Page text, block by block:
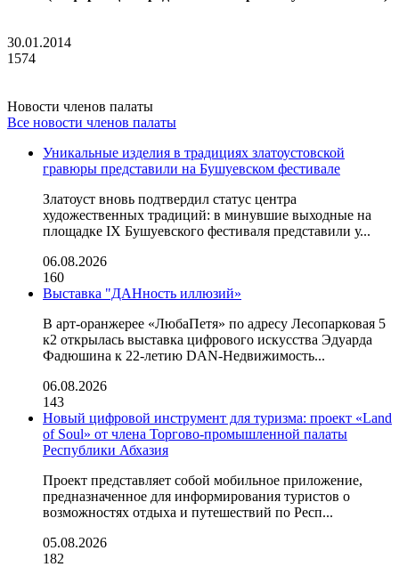
30.01.2014
1574
Новости членов палаты
Все новости членов палаты
Уникальные изделия в традициях златоустовской
гравюры представили на Бушуевском фестивале
Златоуст вновь подтвердил статус центра
художественных традиций: в минувшие выходные на
площадке IX Бушуевского фестиваля представили у...
06.08.2026
160
Выставка "ДАНность иллюзий»
В арт-оранжерее «ЛюбаПетя» по адресу Лесопарковая 5
к2 открылась выставка цифрового искусства Эдуарда
Фадюшина к 22-летию DAN-Недвижимость...
06.08.2026
143
Новый цифровой инструмент для туризма: проект «Land
of Soul» от члена Торгово-промышленной палаты
Республики Абхазия
Проект представляет собой мобильное приложение,
предназначенное для информирования туристов о
возможностях отдыха и путешествий по Респ...
05.08.2026
182